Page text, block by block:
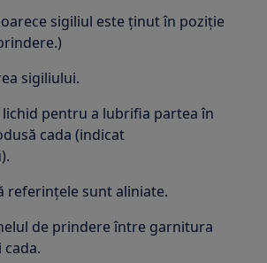
sigiliul este ținut în poziție
sigiliului.
pentru a lubrifia partea în
cada (indicat
referințele sunt aliniate.
de prindere între garnitura
cada.